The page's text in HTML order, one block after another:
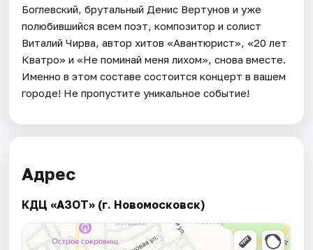
Боглевский, брутальный Денис Вертунов и уже
полюбившийся всем поэт, композитор и солист
Виталий Чирва, автор хитов «Авантюрист», «20 лет
Кватро» и «Не поминай меня лихом», снова вместе.
Именно в этом составе состоится концерт в вашем
городе! Не пропустите уникальное событие!
Адрес
КДЦ «АЗОТ» (г. Новомосковск)